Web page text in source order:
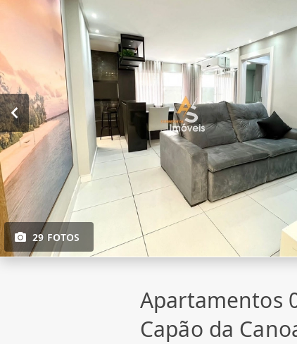
29 FOTOS
Apartamentos
Capão da